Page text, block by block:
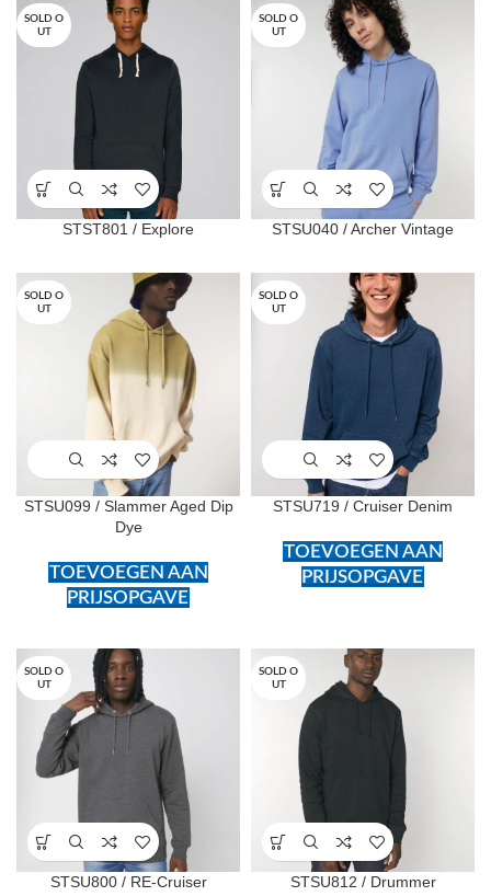
SOLD O
UT
STST801 / Explore
SOLD O
UT
STSU040 / Archer Vintage
SOLD O
UT
STSU099 / Slammer Aged Dip
Dye
TOEVOEGEN AAN
PRIJSOPGAVE
SOLD O
UT
STSU719 / Cruiser Denim
TOEVOEGEN AAN
PRIJSOPGAVE
SOLD O
UT
STSU800 / RE-Cruiser
SOLD O
UT
STSU812 / Drummer